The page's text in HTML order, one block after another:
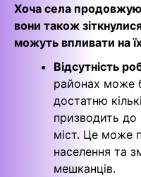
Хоча села
вони також
можуть впливати на
Відсутність
районах може
достатню
призводить
міст. Це може
населення та
мешканців.